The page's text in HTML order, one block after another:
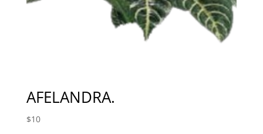
AFELANDRA.
$10